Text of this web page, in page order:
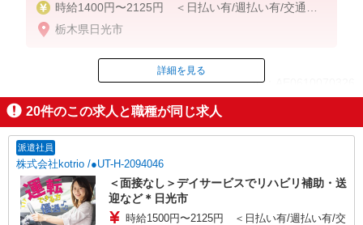
時給1400円〜2125円 ＜日払い有/週払い有/交通費
全支給(ガソリン代含む)＞
栃木県日光市
ID：AE0610070326
掲載期間終了
詳細を見る
20件のこの求人と職種が同じ求人
派遣社員
株式会社kotrio /●UT-H-2094046
＜面接なし＞デイサービスでリハビリ補助・送
迎など＊日光市
時給1500円〜2125円 ＜日払い有/週払い有/交